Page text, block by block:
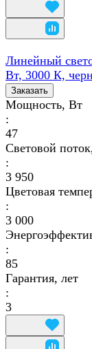
Линейный
Вт, 3000 К,
Заказать
Мощность, Вт
:
47
Световой
:
3 950
Цветовая
:
3 000
:
85
Гарантия, лет
:
3